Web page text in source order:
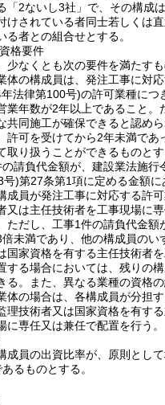
「2ないし3社」で、その構成
けされている者同士若しくは
る者との組合せとする。
格要件
少なくとも次の要件を満たすも
の構成員は、発注工事に対
法律第100号)の許可業種につ
業年数が2年以上であること。
共同施工が確保できると認め
許可を受けてから2年未満であ
取り扱うことができるものとす
請負代金額が、建設業法施行
号)第27条第1項に定める金額に
成員が発注工事に対応する許
又は主任技術者を工事現場に
ただし、工事1件の請負代金額
未満であり、他の構成員のい
国家資格を有する主任技術者
する場合においては、残りの
る。また、異なる業種の資格
体の場合は、各構成員が分担
理技術者又は国家資格を有す
に専任又は兼任で配置を行う。
成員の出資比率が、原則とし
るものとする。